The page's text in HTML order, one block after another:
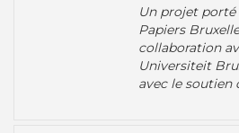
Un projet porté
Papiers
collaboration
Universiteit
avec le soutien